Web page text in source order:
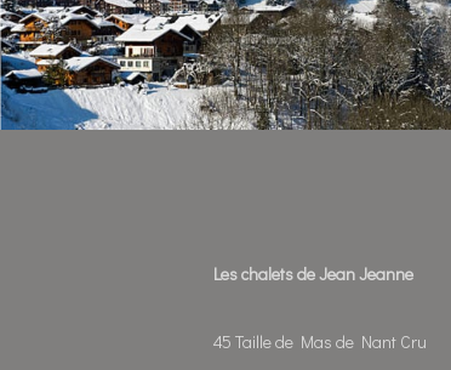
Les chalets de Jean Jeanne
45 Taille de Mas de Nant Cru